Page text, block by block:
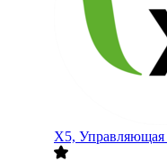
X5, Управляющая